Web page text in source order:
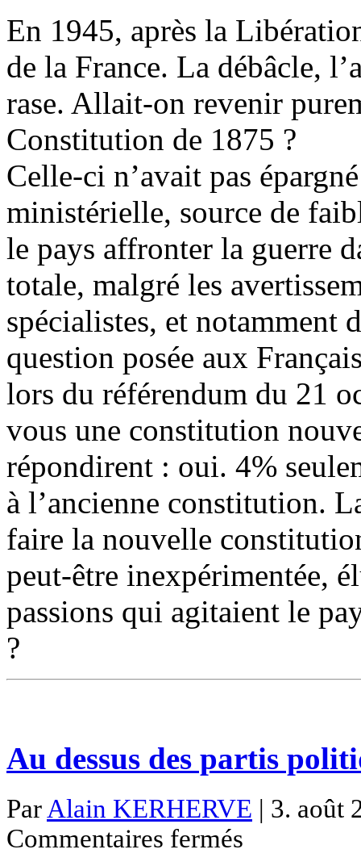
notre
bien
En 1945, après la
de la France. La débâcle,
rase. Allait-on revenir
Constitution de 1875 ?
Celle-ci n’avait pas
ministérielle, source de
le pays affronter la guerre
totale, malgré les
spécialistes, et notamment
question posée aux
lors du référendum du 21
vous une constitution
répondirent : oui. 4%
à l’ancienne constitution.
faire la nouvelle
peut-être inexpérimentée,
passions qui agitaient le
?
Au dessus des partis
Par Alain KERHERVE | 3. août
Commentaires fermés